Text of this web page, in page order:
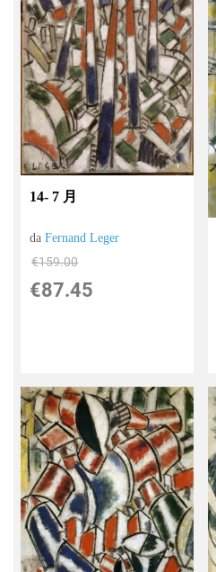
14- 7 月
daFernand Leger
€159.00
€87.45